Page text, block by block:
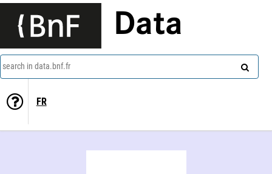
Data
search in data.bnf.fr
FR